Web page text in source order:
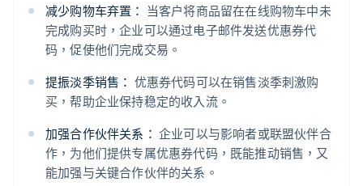
减少购物车弃置： 当客户将商品留在在线购物车中未
完成购买时，企业可以通过电子邮件发送优惠券代
码，促使他们完成交易。
提振淡季销售： 优惠券代码可以在销售淡季刺激购
买，帮助企业保持稳定的收入流。
加强合作伙伴关系： 企业可以与影响者或联盟伙伴合
作，为他们提供专属优惠券代码，既能推动销售，又
能加强与关键合作伙伴的关系。